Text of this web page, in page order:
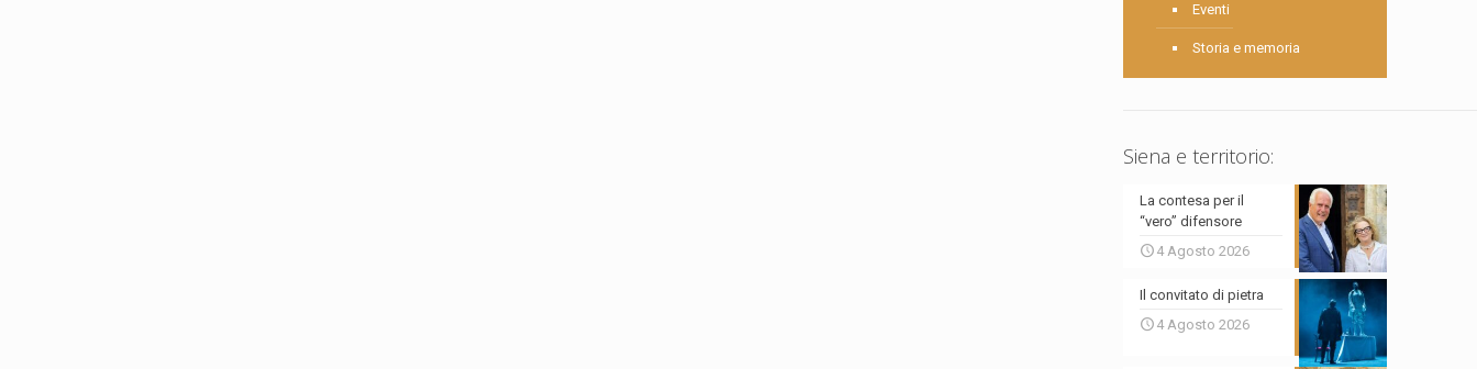
Eventi
Storia e memoria
Siena e territorio:
La contesa per il
“vero” difensore
4 Agosto 2026
Il convitato di pietra
4 Agosto 2026